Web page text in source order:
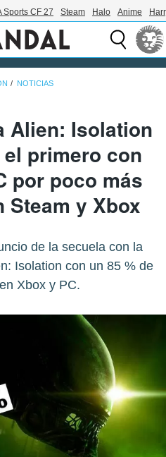
Sports CF 27 Steam Halo Anime
NOTICIAS
Alien: Isolation
primero con
por poco más
Steam y Xbox
de la secuela con la
Isolation con un 85 % de
Xbox y PC.